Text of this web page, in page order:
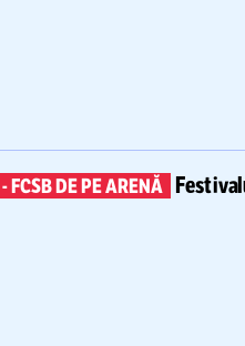
-FCSB DE PE ARENĂ